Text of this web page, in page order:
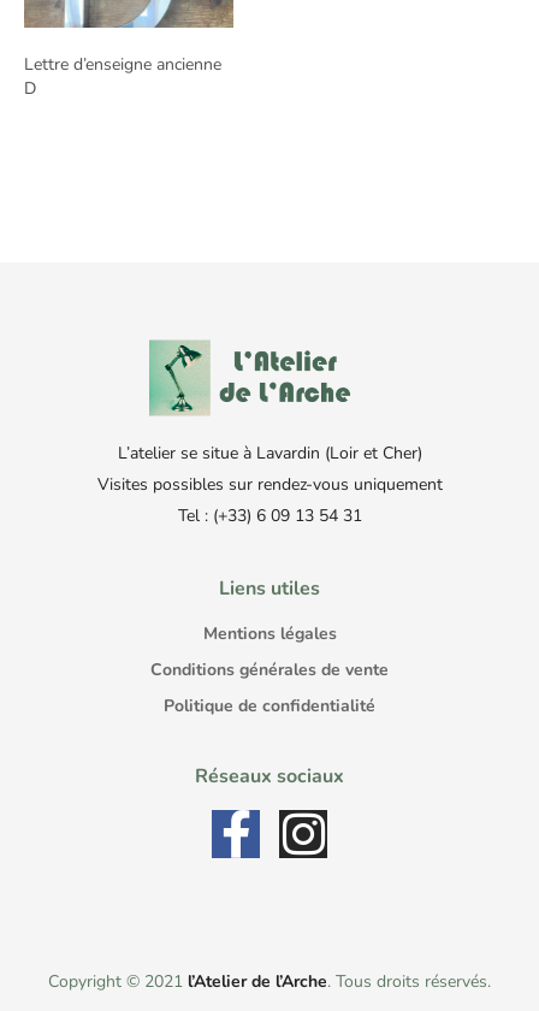
Lettre d’enseigne ancienne
D
L’atelier se situe à Lavardin (Loir et Cher)
Visites possibles sur rendez-vous uniquement
Tel : (+33) 6 09 13 54 31
Liens utiles
Mentions légales
Conditions générales de vente
Politique de confidentialité
Réseaux sociaux
Copyright © 2021 l’Atelier de l’Arche. Tous droits réservés.